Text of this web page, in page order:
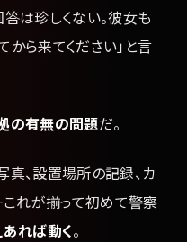
は珍しくない。彼女も
ら来てください」と言
の有無の問題だ。
真、設置場所の記録、カ
れが揃って初めて警察
れば動く。